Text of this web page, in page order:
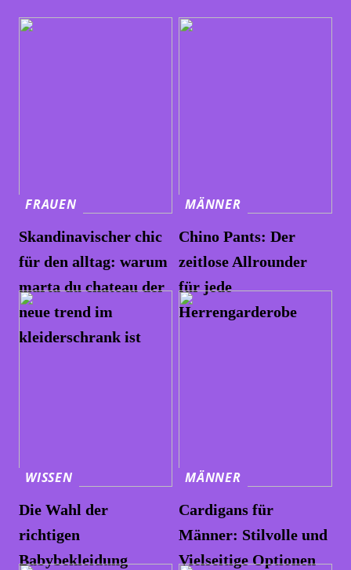
FRAUEN
Skandinavischer chic
für den alltag: warum
marta du chateau der
neue trend im
kleiderschrank ist
MÄNNER
Chino Pants: Der
zeitlose Allrounder
für jede
Herrengarderobe
WISSEN
Die Wahl der
richtigen
Babybekleidung
MÄNNER
Cardigans für
Männer: Stilvolle und
Vielseitige Optionen